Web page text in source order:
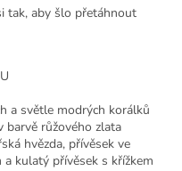
tak, aby šlo přetáhnout
a světle modrých korálků
barvě růžového zlata
hvězda, přívěsek ve
kulatý přívěsek s křížkem